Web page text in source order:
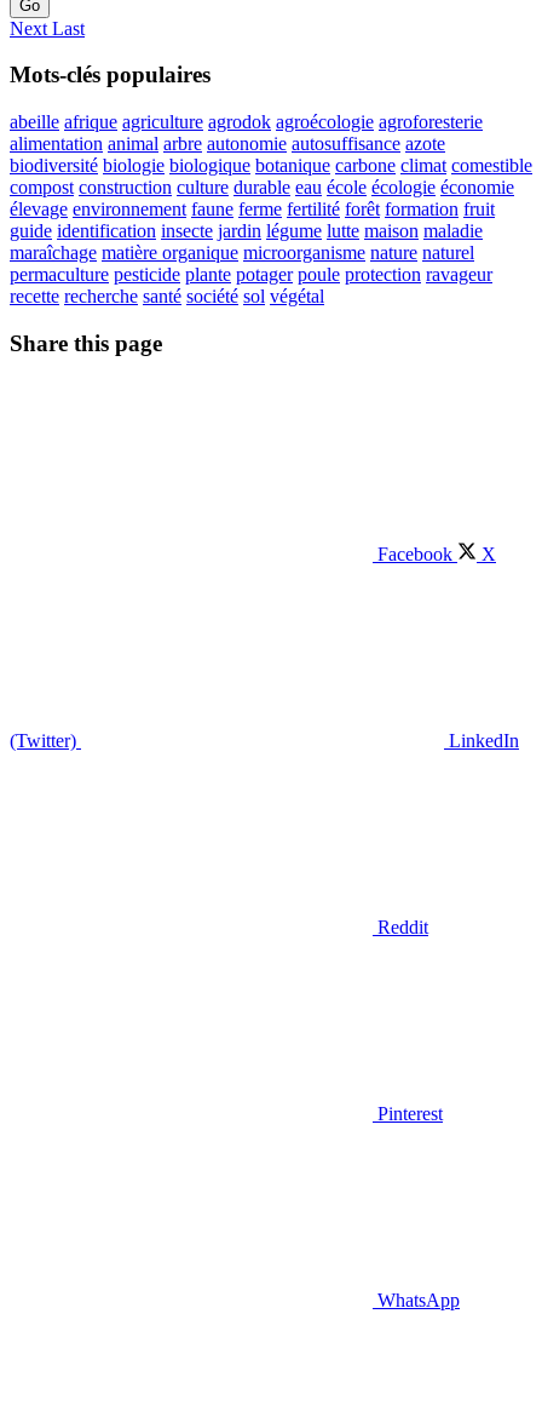
Go
Next Last
Mots-clés populaires
abeille afrique agriculture agrodok agroécologie agroforesterie
alimentation animal arbre autonomie autosuffisance azote
biodiversité biologie biologique botanique carbone climat comestible
compost construction culture durable eau école écologie économie
élevage environnement faune ferme fertilité forêt formation fruit
guide identification insecte jardin légume lutte maison maladie
maraîchage matière organique microorganisme nature naturel
permaculture pesticide plante potager poule protection ravageur
recette recherche santé société sol végétal
Share this page
Facebook X
(Twitter) LinkedIn
Reddit
Pinterest
WhatsApp